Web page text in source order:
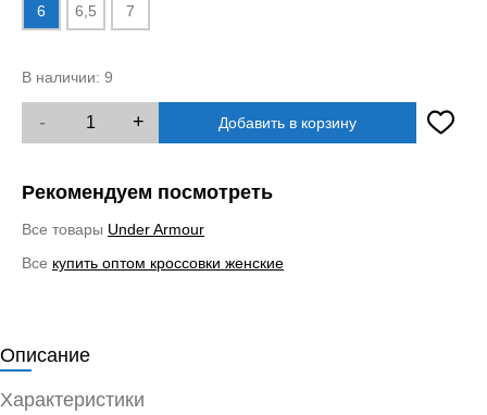
6 6,5 7
В наличии: 9
- + Добавить в корзину
Рекомендуем посмотреть
Все товары Under Armour
Все купить оптом кроссовки женские
Описание
Характеристики